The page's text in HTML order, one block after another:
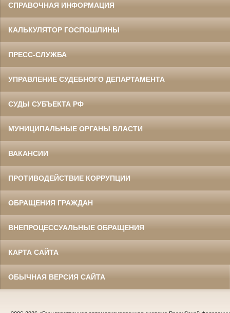
СПРАВОЧНАЯ ИНФОРМАЦИЯ
КАЛЬКУЛЯТОР ГОСПОШЛИНЫ
ПРЕСС-СЛУЖБА
УПРАВЛЕНИЕ СУДЕБНОГО ДЕПАРТАМЕНТА
СУДЫ СУБЪЕКТА РФ
МУНИЦИПАЛЬНЫЕ ОРГАНЫ ВЛАСТИ
ВАКАНСИИ
ПРОТИВОДЕЙСТВИЕ КОРРУПЦИИ
ОБРАЩЕНИЯ ГРАЖДАН
ВНЕПРОЦЕССУАЛЬНЫЕ ОБРАЩЕНИЯ
КАРТА САЙТА
ОБЫЧНАЯ ВЕРСИЯ САЙТА